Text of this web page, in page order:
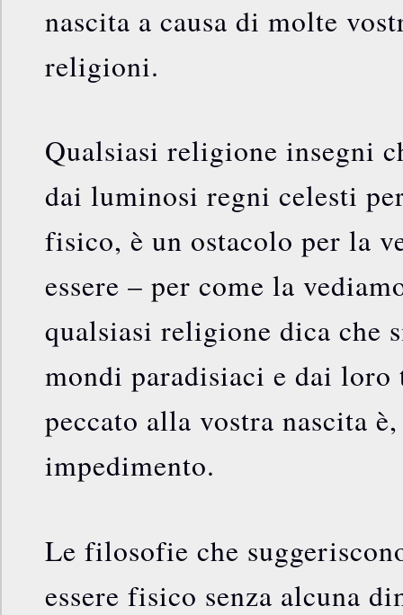
nascita a causa di molte
religioni.
Qualsiasi religione insegni
dai luminosi regni celesti
fisico, è un ostacolo per la
essere – per come la
qualsiasi religione dica che
mondi paradisiaci e dai loro
peccato alla vostra nascita
impedimento.
Le filosofie che
essere fisico senza alcuna